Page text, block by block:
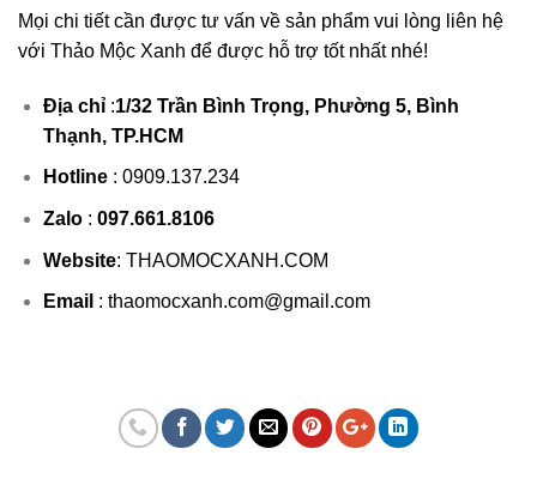
Mọi chi tiết cần được tư vấn về sản phẩm vui lòng liên hệ
với Thảo Mộc Xanh để được hỗ trợ tốt nhất nhé!
Địa chỉ:1/32 Trần Bình Trọng, Phường 5, Bình
Thạnh, TP.HCM
Hotline: 0909.137.234
Zalo : 097.661.8106
Website: THAOMOCXANH.COM
Email : thaomocxanh.com@gmail.com